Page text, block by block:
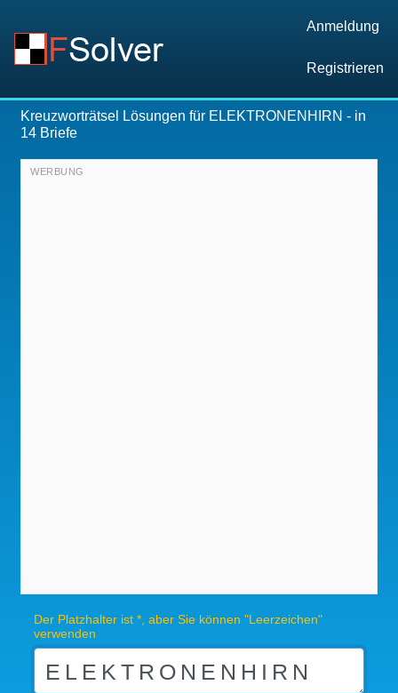
Anmeldung
Registrieren
Kreuzworträtsel Lösungen für ELEKTRONENHIRN - in
14 Briefe
Der Platzhalter ist *, aber Sie können "Leerzeichen"
verwenden